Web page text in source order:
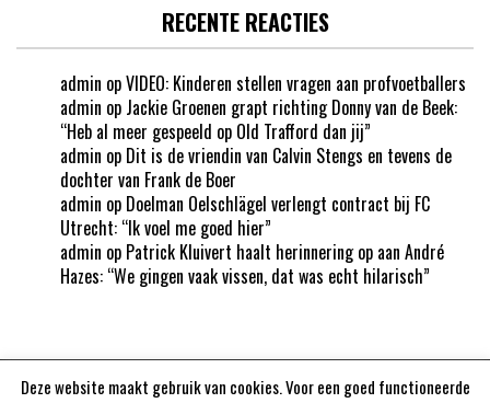
RECENTE REACTIES
admin opVIDEO: Kinderen stellen vragen aan profvoetballers
admin op Jackie Groenen grapt richting Donny van de Beek:
“Heb al meer gespeeld op Old Trafford dan jij”
admin op Dit is de vriendin van Calvin Stengs en tevens de
dochter van Frank de Boer
admin op Doelman Oelschlägel verlengt contract bij FC
Utrecht: “Ik voel me goed hier”
admin op Patrick Kluivert haalt herinnering op aan André
Hazes: “We gingen vaak vissen, dat was echt hilarisch”
Deze website maakt gebruik van cookies. Voor een goed functioneerde